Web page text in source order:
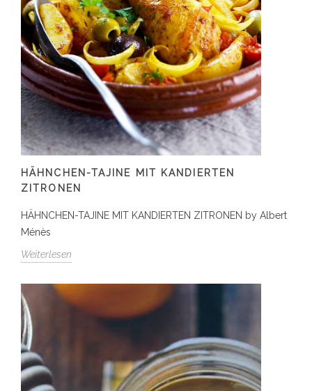
HÄHNCHEN-TAJINE MIT KANDIERTEN
ZITRONEN
HÄHNCHEN-TAJINE MIT KANDIERTEN ZITRONEN by Albert
Ménès
Weiterlesen